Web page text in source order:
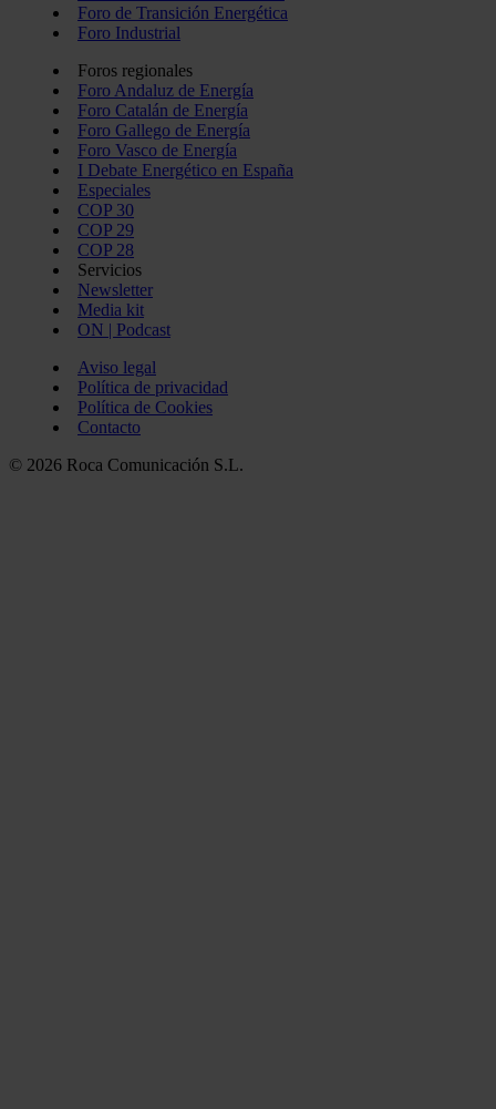
Foro de Transición Energética
Foro Industrial
Foros regionales
Foro Andaluz de Energía
Foro Catalán de Energía
Foro Gallego de Energía
Foro Vasco de Energía
I Debate Energético en España
Especiales
COP 30
COP 29
COP 28
Servicios
Newsletter
Media kit
ON | Podcast
Aviso legal
Política de privacidad
Política de Cookies
Contacto
© 2026 Roca Comunicación S.L.